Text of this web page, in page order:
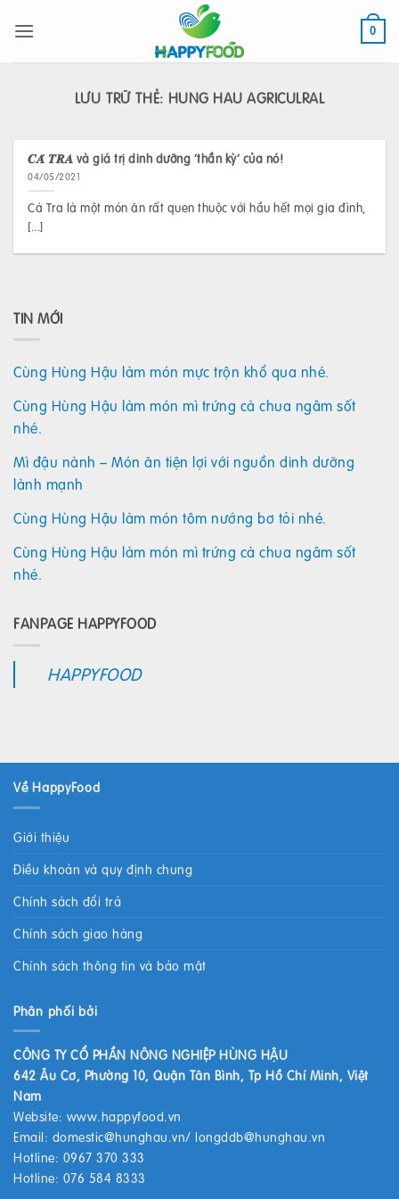
qua
0
LƯU TRỮ THẺ: HUNG HAU AGRICULRAL
TIN MỚI
Cùng Hùng Hậu làm món mực trộn khổ qua nhé.
Cùng Hùng Hậu làm món mì trứng cà chua ngâm sốt
nhé.
Mì đậu nành – Món ăn tiện lợi với nguồn dinh dưỡng
lành mạnh
Cùng Hùng Hậu làm món tôm nướng bơ tỏi nhé.
Cùng Hùng Hậu làm món mì trứng cà chua ngâm sốt
nhé.
FANPAGE HAPPYFOOD
HAPPYFOOD
𝑪𝑨́ 𝑻𝑹𝑨 và giá trị dinh dưỡng ‘thần kỳ’ của nó!
04/05/2021
Cá Tra là một món ăn rất quen thuộc với hầu hết mọi gia đình,
[...]
Về HappyFood
Giới thiệu
Điều khoản và quy định chung
Chính sách đổi trả
Chính sách giao hàng
Chính sách thông tin và bảo mật
Phân phối bởi
CÔNG TY CỔ PHẦN NÔNG NGHIỆP HÙNG HẬU
642 Âu Cơ, Phường 10, Quận Tân Bình, Tp Hồ Chí Minh, Việt
Nam
Website: www.happyfood.vn
Email: domestic@hunghau.vn/ longddb@hunghau.vn
Hotline: 0967 370 333
Hotline: 076 584 8333